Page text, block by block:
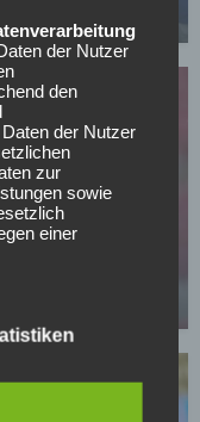
greifen nach
der Nutzer
den
der Nutzer
zur
sowie
einer
dass die
gegen den